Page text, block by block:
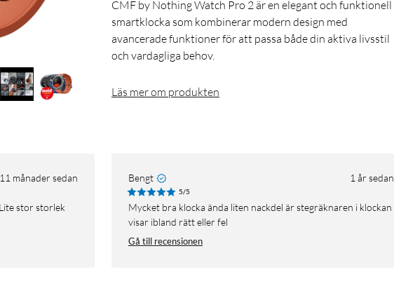
CMF by Nothing Watch Pro 2 är en elegant och funktionell
smartklocka som kombinerar modern design med
avancerade funktioner för att passa både din aktiva livsstil
och vardagliga behov.
Läs mer om produkten
11 månader sedan Bengt 1 år sedan
5/5
Mycket bra klocka ända liten nackdel är stegräknaren i klockan
visar ibland rätt eller fel
Gå till recensionen